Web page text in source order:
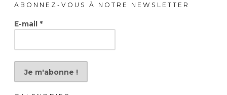
ABONNEZ-VOUS À NOTRE NEWSLETTER
E-mail *